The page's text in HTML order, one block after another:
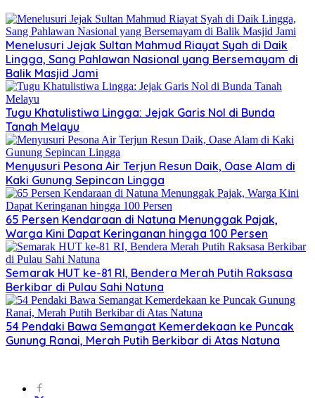
Menelusuri Jejak Sultan Mahmud Riayat Syah di Daik
Lingga, Sang Pahlawan Nasional yang Bersemayam di
Balik Masjid Jami
Tugu Khatulistiwa Lingga: Jejak Garis Nol di Bunda
Tanah Melayu
Menyusuri Pesona Air Terjun Resun Daik, Oase Alam di
Kaki Gunung Sepincan Lingga
65 Persen Kendaraan di Natuna Menunggak Pajak,
Warga Kini Dapat Keringanan hingga 100 Persen
Semarak HUT ke-81 RI, Bendera Merah Putih Raksasa
Berkibar di Pulau Sahi Natuna
54 Pendaki Bawa Semangat Kemerdekaan ke Puncak
Gunung Ranai, Merah Putih Berkibar di Atas Natuna